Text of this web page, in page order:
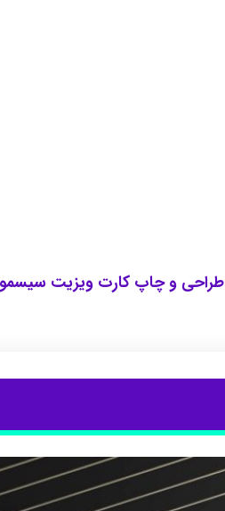
طراحی و چاپ کارت ویزیت